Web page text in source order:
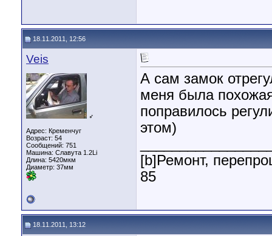
18.11.2011, 12:56
Veis
♂
Адрес: Кременчуг
Возраст: 54
Сообщений: 751
Машина: Славута 1.2Li
Длина: 5420мкм
Диаметр: 37мм
А сам замок
меня была
поправилось
этом)
[b]Ремонт,
85
18.11.2011, 13:12